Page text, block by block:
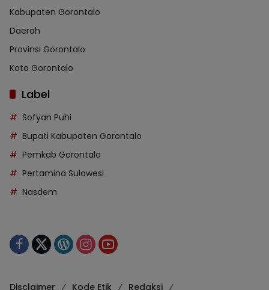
Kabupaten Gorontalo
Daerah
Provinsi Gorontalo
Kota Gorontalo
Label
Sofyan Puhi
Bupati Kabupaten Gorontalo
Pemkab Gorontalo
Pertamina Sulawesi
Nasdem
Disclaimer Kode Etik Redaksi